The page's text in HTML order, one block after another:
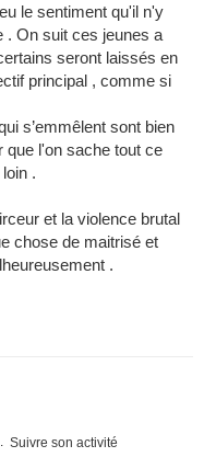
le sentiment qu'il n'y
. On suit ces jeunes a
seront laissés en
principal , comme si
s’emmêlent sont bien
que l'on sache tout ce
.
et la violence brutal
chose de maitrisé et
.
Suivre son activité